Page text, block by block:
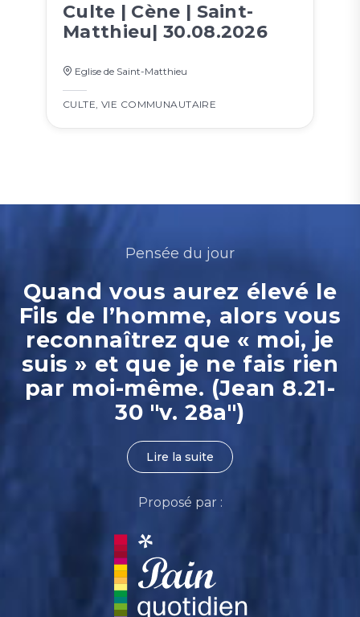
Culte | Cène | Saint-
Matthieu| 30.08.2026
Eglise de Saint-Matthieu
CULTE,VIE COMMUNAUTAIRE
Pensée du jour
Quand vous aurez élevé le
Fils de l’homme, alors vous
reconnaîtrez que « moi, je
suis » et que je ne fais rien
par moi-même. (Jean 8.21-
30 "v. 28a")
Lire la suite
Proposé par :